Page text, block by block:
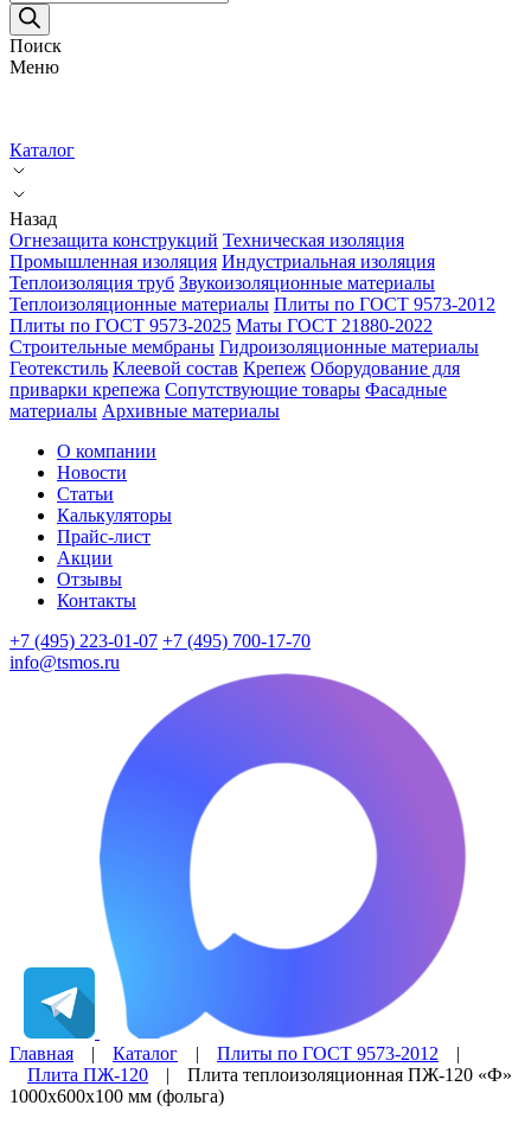
товаров
Поиск
Меню
Каталог
Назад
Огнезащита конструкций Техническая изоляция
Промышленная изоляция Индустриальная изоляция
Теплоизоляция труб Звукоизоляционные материалы
Теплоизоляционные материалы Плиты по ГОСТ 9573-2012
Плиты по ГОСТ 9573-2025 Маты ГОСТ 21880-2022
Строительные мембраны Гидроизоляционные материалы
Геотекстиль Клеевой состав Крепеж Оборудование для
приварки крепежа Сопутствующие товары Фасадные
материалы Архивные материалы
О компании
Новости
Статьи
Калькуляторы
Прайс-лист
Акции
Отзывы
Контакты
+7 (495) 223-01-07 +7 (495) 700-17-70
info@tsmos.ru
Главная | Каталог | Плиты по ГОСТ 9573-2012 |
Плита ПЖ-120 | Плита теплоизоляционная ПЖ-120 «Ф»
1000х600х100 мм (фольга)